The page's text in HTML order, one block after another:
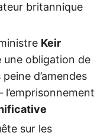
britannique
Keir
une obligation de
peine d’amendes
sur les